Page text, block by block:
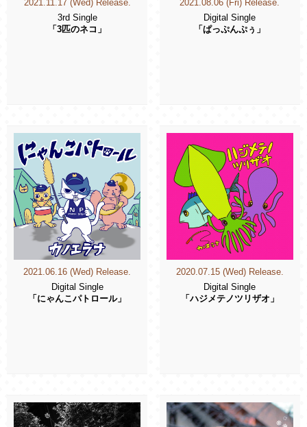
2021.11.17 (Wed) Release.
3rd Single
「3匹のネコ」
2021.08.06 (Fri) Release.
Digital Single
「ぱっぷんぷぅ」
2021.06.16 (Wed) Release.
Digital Single
「にゃんこパトロール」
2020.07.15 (Wed) Release.
Digital Single
「ハジメテノツリザオ」